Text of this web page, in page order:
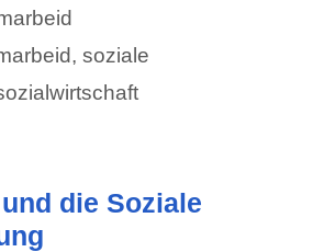
,soziale
die Soziale